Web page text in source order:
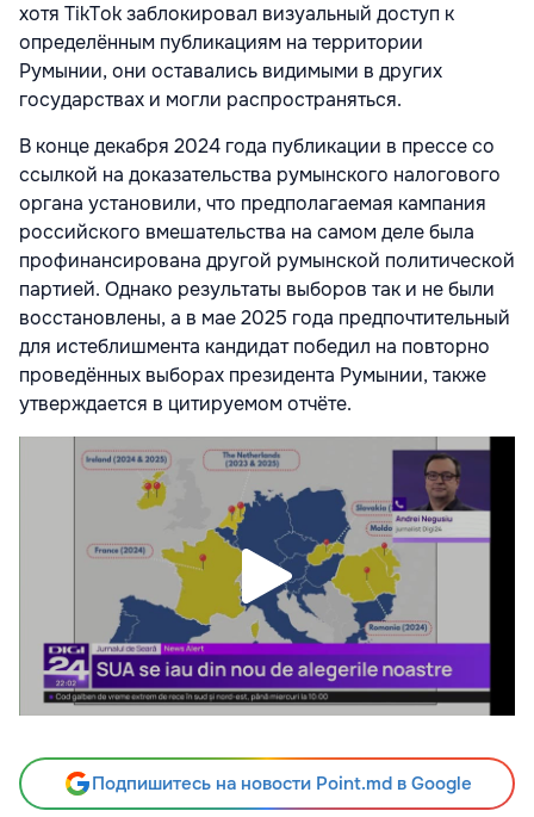
хотя TikTok заблокировал визуальный доступ к
определённым публикациям на территории
Румынии, они оставались видимыми в других
государствах и могли распространяться.
В конце декабря 2024 года публикации в прессе со
ссылкой на доказательства румынского налогового
органа установили, что предполагаемая кампания
российского вмешательства на самом деле была
профинансирована другой румынской политической
партией. Однако результаты выборов так и не были
восстановлены, а в мае 2025 года предпочтительный
для истеблишмента кандидат победил на повторно
проведённых выборах президента Румынии, также
утверждается в цитируемом отчёте.
Подпишитесь на новости Point.md в Google